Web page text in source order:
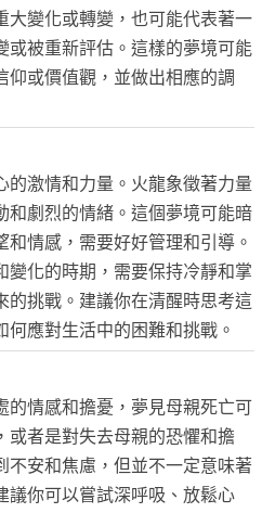
大變化或轉變，也可能代表著一
或被重新評估。這樣的夢境可能
仰或價值觀，並做出相應的調
的激情和力量。火龍象徵著力量
和劇烈的情緒。這個夢境可能暗
情感，需要好好管理和引導。
變化的時期，需要保持冷靜和掌
的挑戰。建議你在清醒時思考這
應對生活中的困難和挑戰。
的情感和擔憂，夢見母親死亡可
或者是對失去母親的恐懼和擔
不安和焦慮，但並不一定意味著
議你可以嘗試深呼吸、放鬆心